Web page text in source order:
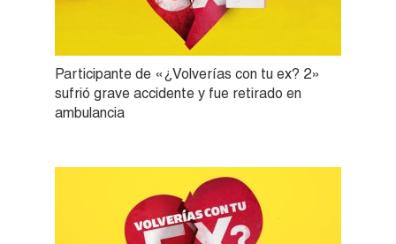
Participante de «¿Volverías con tu ex? 2»
sufrió grave accidente y fue retirado en
ambulancia